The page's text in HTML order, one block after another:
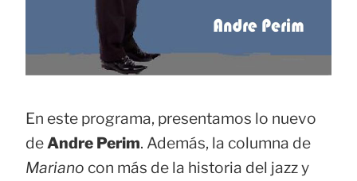
En este programa, presentamos lo nuevo
deAndre Perim. Además, la columna de
Mariano con más de la historia del jazz y